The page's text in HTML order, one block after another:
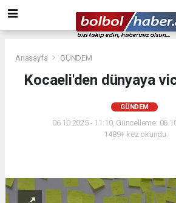
Anasayfa GÜNDEM
Kocaeli'den dünyaya
GÜNDEM
06.10.2025 - 11:10, Güncelleme:
1489+ kez okundu.